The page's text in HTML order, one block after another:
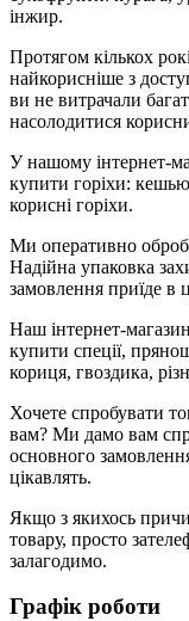
інжир.
Протягом кількох
найкорисніше з
ви не витрачали
насолодитися
У нашому інтернет-
купити горіхи:
корисні горіхи.
Ми оперативно
Надійна упаковка
замовлення приїде в
Наш інтернет-
купити спеції,
кориця, гвоздика,
Хочете спробувати
вам? Ми дамо вам
основного
цікавлять.
Якщо з якихось
товару, просто
залагодимо.
Графік роботи